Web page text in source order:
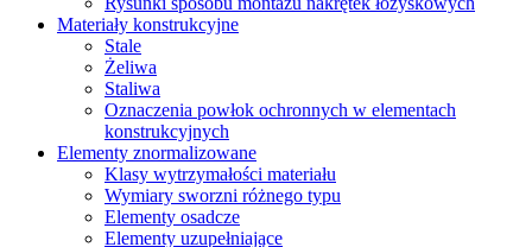
Materiały konstrukcyjne
Stale
Żeliwa
Staliwa
Oznaczenia powłok ochronnych w elementach
konstrukcyjnych
Elementy znormalizowane
Klasy wytrzymałości materiału
Wymiary sworzni różnego typu
Elementy osadcze
Elementy uzupełniające